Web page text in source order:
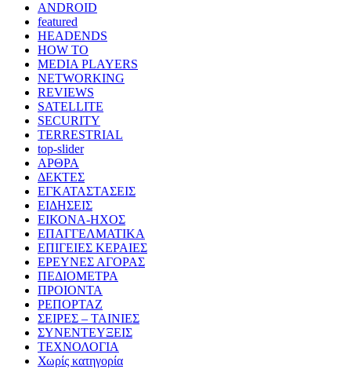
ANDROID
featured
HEADENDS
HOW TO
MEDIA PLAYERS
NETWORKING
REVIEWS
SATELLITE
SECURITY
TERRESTRIAL
top-slider
ΑΡΘΡΑ
ΔΕΚΤΕΣ
ΕΓΚΑΤΑΣΤΑΣΕΙΣ
ΕΙΔΗΣΕΙΣ
ΕΙΚΟΝΑ-ΗΧΟΣ
ΕΠΑΓΓΕΛΜΑΤΙΚΑ
ΕΠΙΓΕΙΕΣ ΚΕΡΑΙΕΣ
ΕΡΕΥΝΕΣ ΑΓΟΡΑΣ
ΠΕΔΙΟΜΕΤΡΑ
ΠΡΟΙΟΝΤΑ
ΡΕΠΟΡΤΑΖ
ΣΕΙΡΕΣ – ΤΑΙΝΙΕΣ
ΣΥΝΕΝΤΕΥΞΕΙΣ
ΤΕΧΝΟΛΟΓΙΑ
Χωρίς κατηγορία